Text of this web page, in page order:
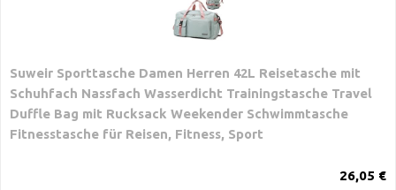
Suweir Sporttasche Damen Herren 42L Reisetasche mit
Schuhfach Nassfach Wasserdicht Trainingstasche Travel
Duffle Bag mit Rucksack Weekender Schwimmtasche
Fitnesstasche für Reisen, Fitness, Sport
26,05 €